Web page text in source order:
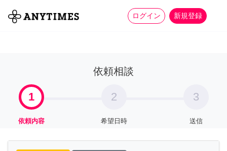
ログイン 新規登録
全て 家事 more_horiz
依頼相談
1
依頼内容
2
希望日時
3
送信